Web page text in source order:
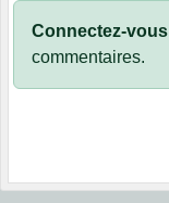
Connectez-vous
commentaires.